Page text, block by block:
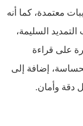
معتمدة، كما أنه
السليمة،
على قراءة
إضافة إلى
دقة وأمان.